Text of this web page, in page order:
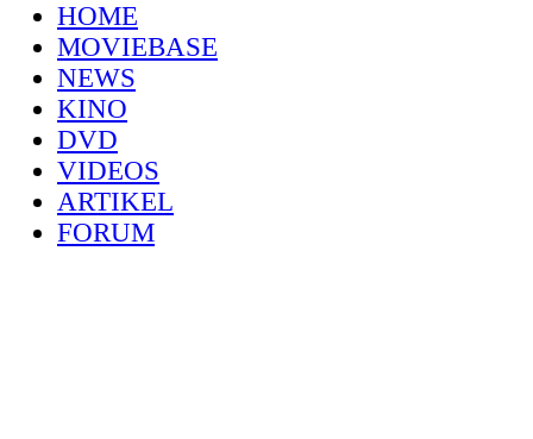
HOME
MOVIEBASE
NEWS
KINO
DVD
VIDEOS
ARTIKEL
FORUM